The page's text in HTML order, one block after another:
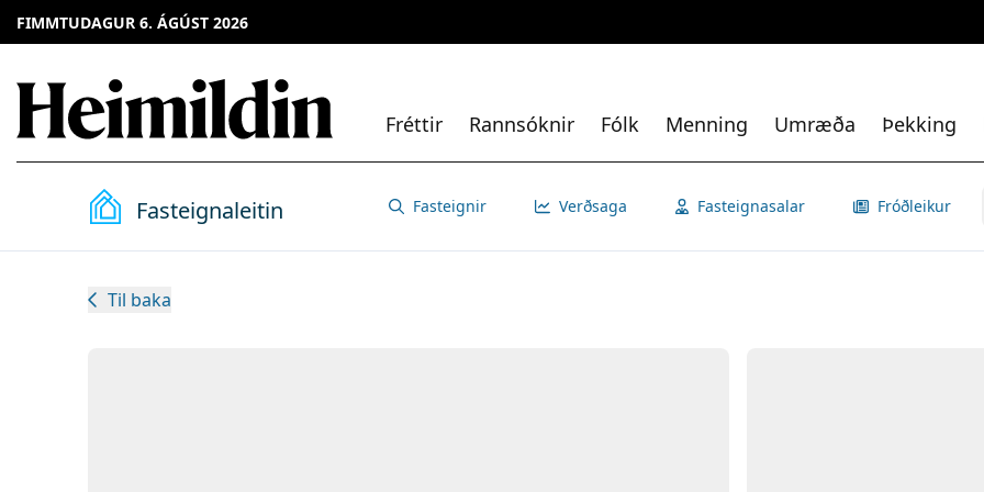
FIMMTUDAGUR 6. ÁGÚST 2026
Fréttir Rannsóknir Fólk Menning Umræða Þekking
Fasteignaleitin Fasteignir Verðsaga Fasteignasalar Fróðleikur
Til baka